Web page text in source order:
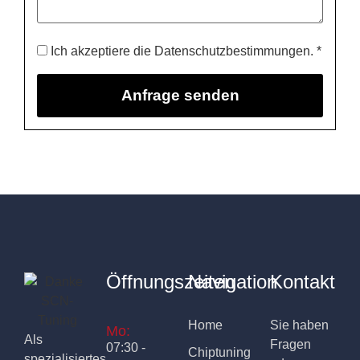
Ich akzeptiere die Datenschutzbestimmungen. *
Als
Öffnungszeiten
Mo:
07:30 -
Navigation
Home
Chiptuning
Kontakt
Sie haben
Fragen